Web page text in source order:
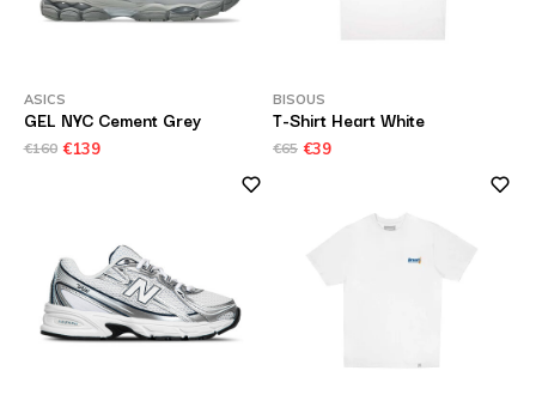
ASICS
GEL NYC Cement Grey
€160 €139
BISOUS
T-Shirt Heart White
€65 €39